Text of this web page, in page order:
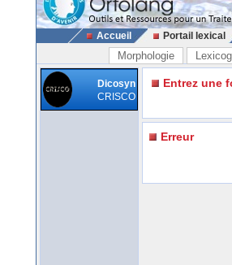
Accueil Portail lexical
Morphologie
Dicosyn
CRISCO
Entrez une
Erreur